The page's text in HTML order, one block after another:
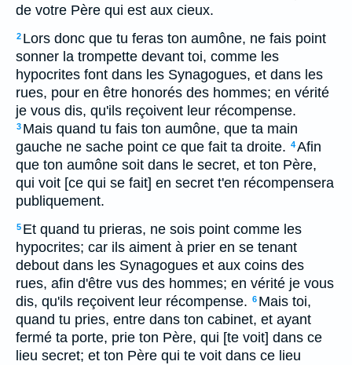
de votre Père qui est aux cieux.
2 Lors donc que tu feras ton aumône, ne fais point
sonner la trompette devant toi, comme les
hypocrites font dans les Synagogues, et dans les
rues, pour en être honorés des hommes; en vérité
je vous dis, qu'ils reçoivent leur récompense.
3 Mais quand tu fais ton aumône, que ta main
gauche ne sache point ce que fait ta droite. 4Afin
que ton aumône soit dans le secret, et ton Père,
qui voit [ce qui se fait] en secret t'en récompensera
publiquement.
5 Et quand tu prieras, ne sois point comme les
hypocrites; car ils aiment à prier en se tenant
debout dans les Synagogues et aux coins des
rues, afin d'être vus des hommes; en vérité je vous
dis, qu'ils reçoivent leur récompense. 6 Mais toi,
quand tu pries, entre dans ton cabinet, et ayant
fermé ta porte, prie ton Père, qui [te voit] dans ce
lieu secret; et ton Père qui te voit dans ce lieu